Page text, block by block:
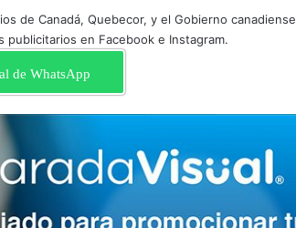
de Canadá, Quebecor, y el Gobierno canadiense
publicitarios en Facebook e Instagram.
de WhatsApp